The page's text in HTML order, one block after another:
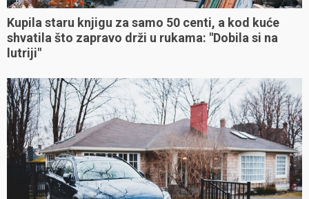
Kupila staru knjigu za samo 50 centi, a kod kuće
shvatila što zapravo drži u rukama: "Dobila si na
lutriji"